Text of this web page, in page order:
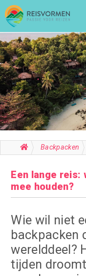
Backpacken
Een lange reis:
mee houden?
Wie wil niet
backpacken
werelddeel?
tijden